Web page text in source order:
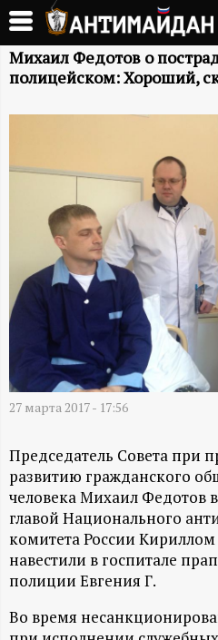
Перейти
основному
содержанию
А
А
Й
Д
А
Н
-
и
н
ф
Михаил Федотов о
полицейском: Хороший,
27 марта 2017 - 17:56
Председатель Совета при
развитию гражданского
человека Михаил Федотов
главой Национального
комитета России
навестили в госпитале
полиции Евгения Г.
Во время